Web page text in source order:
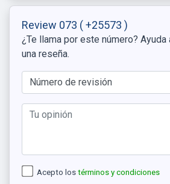
Review 073 ( +25573 )
¿Te llama por este número?
una reseña.
Acepto los términos y condiciones